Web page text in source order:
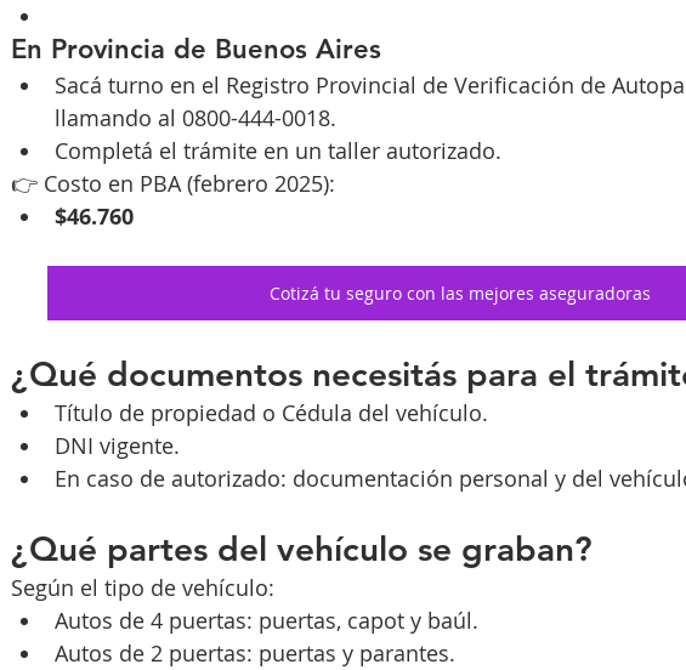
En Provincia de Buenos Aires
Sacá turno en el Registro Provincial de Verificación de
llamando al 0800-444-0018.
Completá el trámite en un taller autorizado.
👉 Costo en PBA (febrero 2025):
$46.760
Cotizá tu seguro con las mejores aseguradoras
¿Qué documentos necesitás para el
Título de propiedad o Cédula del vehículo.
DNI vigente.
En caso de autorizado: documentación personal y del
¿Qué partes del vehículo se graban?
Según el tipo de vehículo:
Autos de 4 puertas: puertas, capot y baúl.
Autos de 2 puertas: puertas y parantes.